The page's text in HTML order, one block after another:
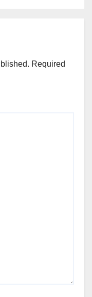
Required